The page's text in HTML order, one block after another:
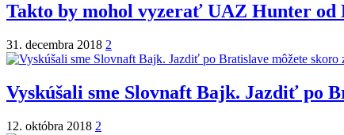
Takto by mohol vyzerať UAZ Hunter od
31. decembra 2018 2
Vyskúšali sme Slovnaft Bajk. Jazdiť po
12. októbra 2018 2